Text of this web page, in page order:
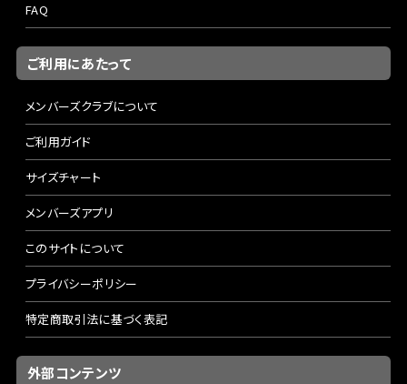
FAQ
ご利用にあたって
メンバーズクラブについて
ご利用ガイド
サイズチャート
メンバーズアプリ
このサイトについて
プライバシーポリシー
特定商取引法に基づく表記
外部コンテンツ